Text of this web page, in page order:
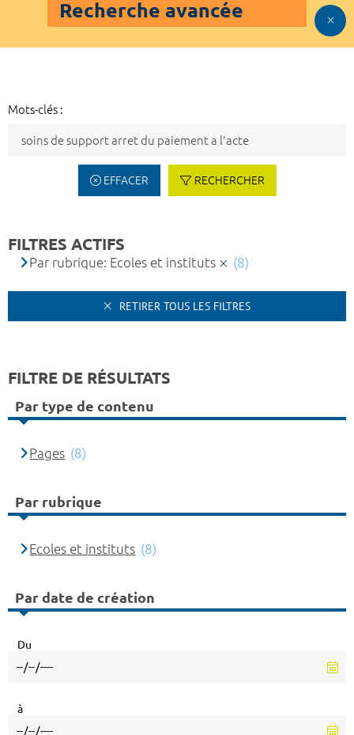
Recherche avancée
Mots-clés :
EFFACER RECHERCHER
FILTRES ACTIFS
Par rubrique: Ecoles et instituts (8)
RETIRER TOUS LES FILTRES
FILTRE DE RÉSULTATS
Par type de contenu
Pages (8)
Par rubrique
Ecoles et instituts (8)
Par date de création
Du
à